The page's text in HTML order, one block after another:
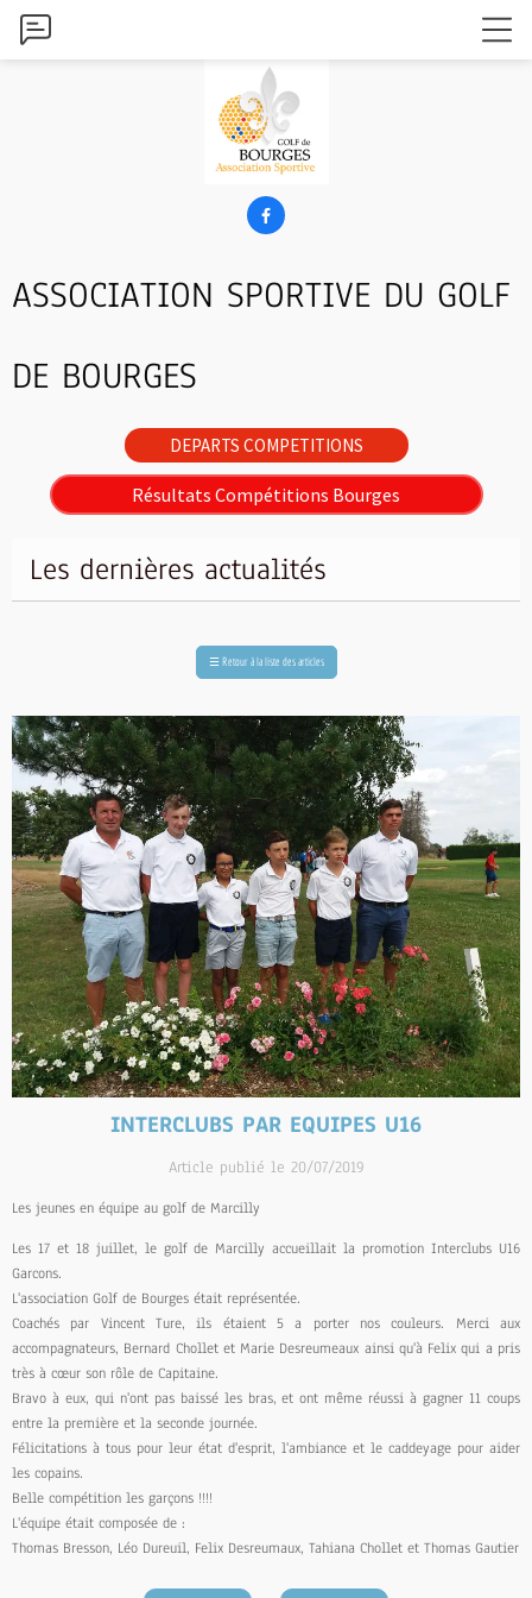

ASSOCIATION SPORTIVE DU GOLF
DE BOURGES
DEPARTS COMPETITIONS
Résultats Compétitions Bourges
Les dernières actualités
☰ Retour à la liste des articles
INTERCLUBS PAR EQUIPES U16
Article publié le 20/07/2019
Les jeunes en équipe au golf de Marcilly
Les 17 et 18 juillet, le golf de Marcilly accueillait la promotion Interclubs U16
Garcons.
L'association Golf de Bourges était représentée.
Coachés par Vincent Ture, ils étaient 5 a porter nos couleurs. Merci aux
accompagnateurs, Bernard Chollet et Marie Desreumeaux ainsi qu'à Felix qui a pris
très à cœur son rôle de Capitaine.
Bravo à eux, qui n'ont pas baissé les bras, et ont même réussi à gagner 11 coups
entre la première et la seconde journée.
Félicitations à tous pour leur état d'esprit, l'ambiance et le caddeyage pour aider
les copains.
Belle compétition les garçons !!!!
L'équipe était composée de :
Thomas Bresson, Léo Dureuil, Felix Desreumaux, Tahiana Chollet et Thomas Gautier